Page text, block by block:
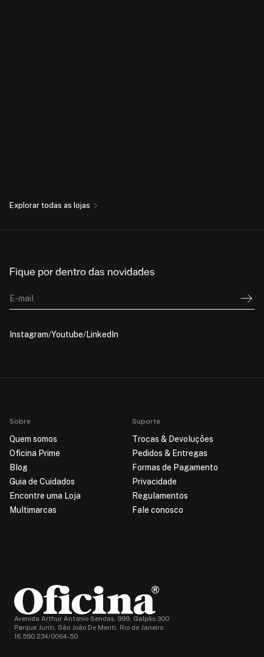
Explorar todas as lojas
Fique por dentro das novidades
E-mail
Instagram Youtube LinkedIn
Sobre
Quem somos
Oficina Prime
Blog
Guia de Cuidados
Encontre uma Loja
Multimarcas
Suporte
Trocas & Devoluções
Pedidos & Entregas
Formas de Pagamento
Privacidade
Regulamentos
Fale conosco
Avenida Arthur Antonio Sendas, 999, Galpão 300
Parque Juriti, São João De Meriti, Rio de Janeiro
16.590.234/0064-50